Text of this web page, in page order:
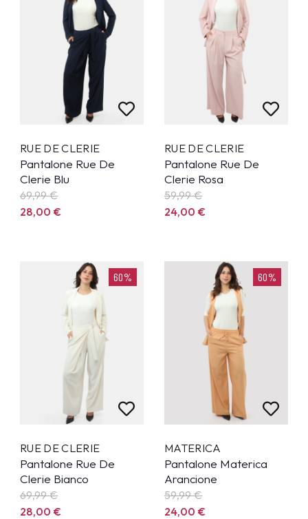
RUE DE CLERIE
Pantalone Rue De
Clerie Blu
69,99€
28,00€
RUE DE CLERIE
Pantalone Rue De
Clerie Rosa
59,99€
24,00€
60%
RUE DE CLERIE
Pantalone Rue De
Clerie Bianco
69,99€
28,00€
60%
MATERICA
Pantalone Materica
Arancione
59,99€
24,00€